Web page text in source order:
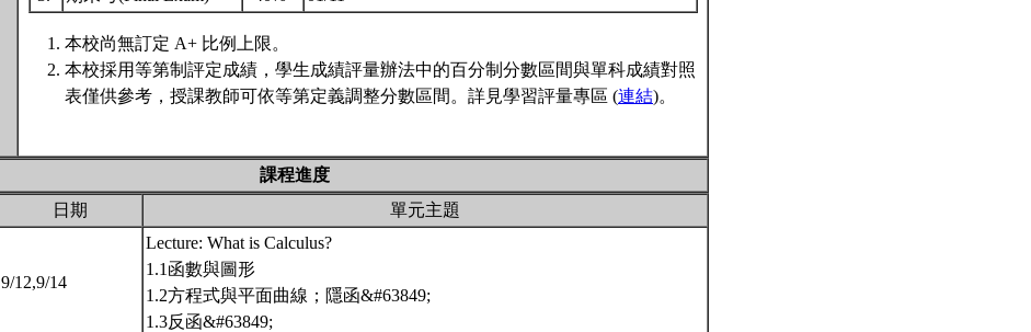
本校尚無訂定 A+ 比例上限。
本校採用等第制評定成績，學生成績評量辦法中的百分制分數區間與單科成績對照
表僅供參考，授課教師可依等第定義調整分數區間。詳見學習評量專區 (連結)。
課程進度
日期 單元主題
9/12,9/14
Lecture: What is Calculus?
1.1函數與圖形
1.2方程式與平面曲線；隱函&#63849;
1.3反函&#63849;